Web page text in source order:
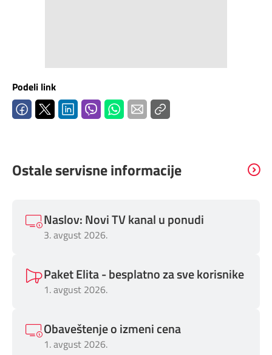
Podeli link
Ostale servisne informacije
Naslov: Novi TV kanal u ponudi
3. avgust 2026.
Paket Elita - besplatno za sve korisnike
1. avgust 2026.
Obaveštenje o izmeni cena
1. avgust 2026.